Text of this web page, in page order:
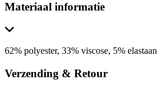
Materiaal informatie
62% polyester, 33% viscose, 5% elastaan
Verzending & Retour